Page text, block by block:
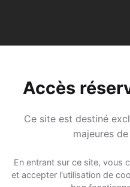
Accès
Ce site est destiné
majeures
En entrant sur ce site, vous
et accepter l'utilisation de